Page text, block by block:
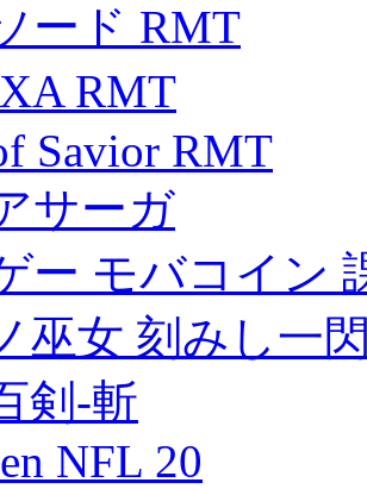
ード RMT
RMT
Savior RMT
サーガ
ー モバコイン
巫女 刻みし一
剣-斬
NFL 20